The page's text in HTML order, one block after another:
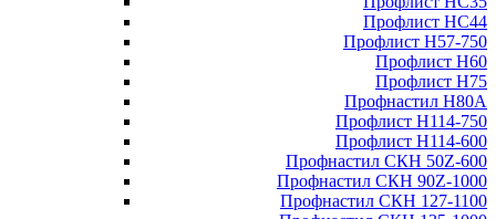
Профлист НС44
Профлист Н57-750
Профлист Н60
Профлист Н75
Профнастил Н80А
Профлист Н114-750
Профлист Н114-600
Профнастил СКН 50Z-600
Профнастил СКН 90Z-1000
Профнастил СКН 127-1100